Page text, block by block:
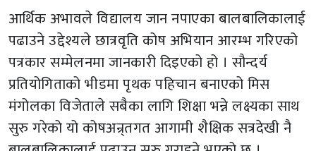
आर्थिक अभावले विद्यालय जान नपाएका बालबालिकालाई
पढाउने उद्देश्यले छात्रवृति कोष अभियान आरम्भ गरिएको
पत्रकार सम्मेलनमा जानकारी दिइएको हो । सौन्दर्य
प्रतियोगिताको भीडमा पृथक पहिचान बनाएको मिस
मंगोलका विजेताले सबैका लागि शिक्षा भन्ने लक्ष्यका साथ
सुरु गरेको यो कोषअन्र्तगत आगामी शैक्षिक सत्रदेखी नै